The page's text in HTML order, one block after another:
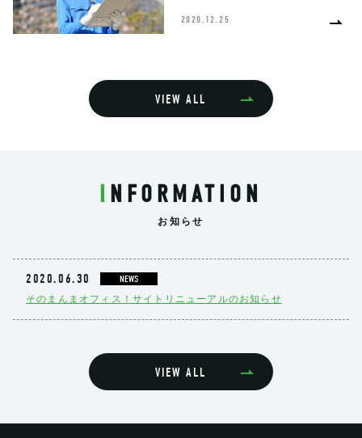
2020.12.25
VIEW ALL
INFORMATION
お知らせ
2020.06.30
NEWS
そのまんまオフィス！サイトリニューアルのお知らせ
VIEW ALL